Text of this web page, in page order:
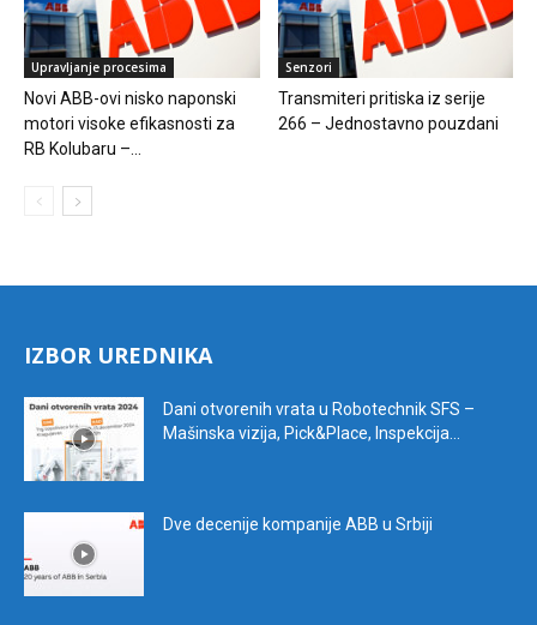
Upravljanje procesima
Novi ABB-ovi nisko naponski
motori visoke efikasnosti za
RB Kolubaru –...
Senzori
Transmiteri pritiska iz serije
266 – Jednostavno pouzdani
IZBOR UREDNIKA
Dani otvorenih vrata u Robotechnik SFS –
Mašinska vizija, Pick&Place, Inspekcija...
Dve decenije kompanije ABB u Srbiji